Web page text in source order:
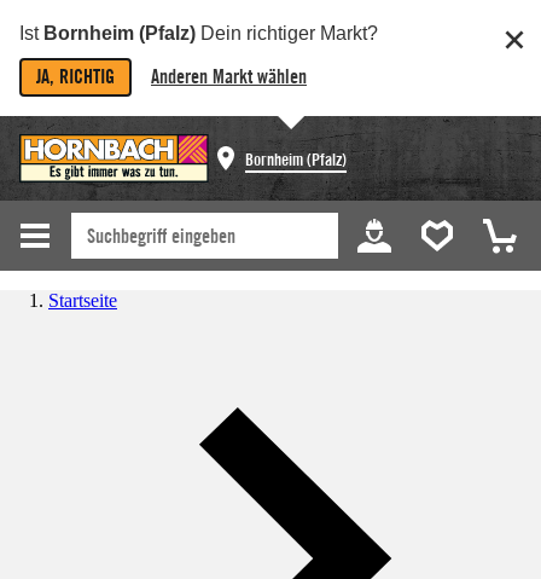
Ist Bornheim (Pfalz) Dein richtiger Markt?
JA, RICHTIG Anderen Markt wählen
Bornheim (Pfalz)
Startseite